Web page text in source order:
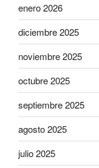
enero 2026
diciembre 2025
noviembre 2025
octubre 2025
septiembre 2025
agosto 2025
julio 2025